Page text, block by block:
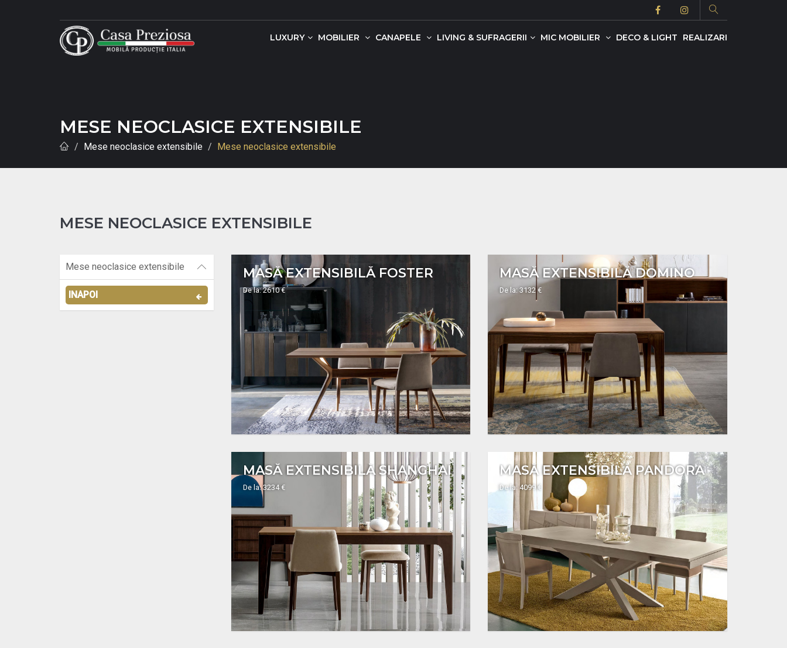
LUXURY MOBILIER CANAPELE LIVING & SUFRAGERII MIC MOBILIER DECO & LIGHT REALIZARI
MESE NEOCLASICE EXTENSIBILE
Mese neoclasice extensibile Mese neoclasice extensibile
MESE NEOCLASICE EXTENSIBILE
Mese neoclasice extensibile
INAPOI
MASĂ EXTENSIBILĂ FOSTER
De la: 2610 €
MASĂ EXTENSIBILĂ DOMINO
De la: 3132 €
MASĂ EXTENSIBILĂ SHANGHAI
De la: 3234 €
MASĂ EXTENSIBILĂ PANDORA
De la: 4099 €